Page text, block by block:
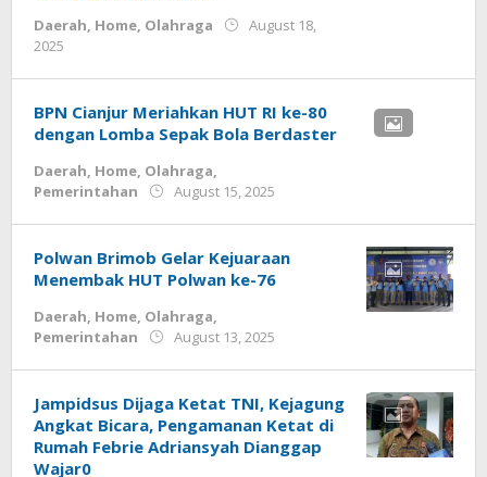
Daerah, Home, Olahraga
August 18,
2025
BPN Cianjur Meriahkan HUT RI ke-80
dengan Lomba Sepak Bola Berdaster
Daerah, Home, Olahraga,
Pemerintahan
August 15, 2025
Polwan Brimob Gelar Kejuaraan
Menembak HUT Polwan ke-76
Daerah, Home, Olahraga,
Pemerintahan
August 13, 2025
Jampidsus Dijaga Ketat TNI, Kejagung
Angkat Bicara, Pengamanan Ketat di
Rumah Febrie Adriansyah Dianggap
Wajar0